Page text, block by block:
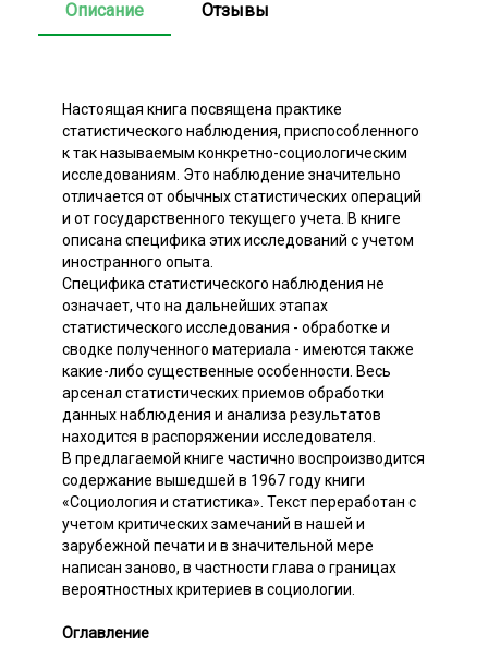
Описание Отзывы
Настоящая книга посвящена практике
статистического наблюдения, приспособленного
к так называемым конкретно-социологическим
исследованиям. Это наблюдение значительно
отличается от обычных статистических операций
и от государственного текущего учета. В книге
описана специфика этих исследований с учетом
иностранного опыта.
Специфика статистического наблюдения не
означает, что на дальнейших этапах
статистического исследования - обработке и
сводке полученного материала - имеются также
какие-либо существенные особенности. Весь
арсенал статистических приемов обработки
данных наблюдения и анализа результатов
находится в распоряжении исследователя.
В предлагаемой книге частично воспроизводится
содержание вышедшей в 1967 году книги
«Социология и статистика». Текст переработан с
учетом критических замечаний в нашей и
зарубежной печати и в значительной мере
написан заново, в частности глава о границах
вероятностных критериев в социологии.
Оглавление